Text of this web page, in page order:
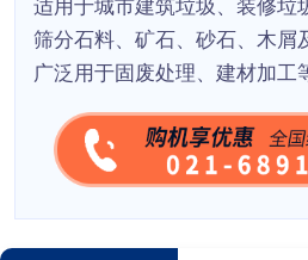
适用于城市建筑垃圾、装修垃
筛分石料、矿石、砂石、木屑
广泛用于固废处理、建材加工